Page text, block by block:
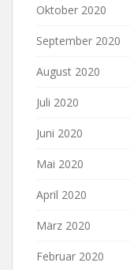
Oktober 2020
September 2020
August 2020
Juli 2020
Juni 2020
Mai 2020
April 2020
März 2020
Februar 2020